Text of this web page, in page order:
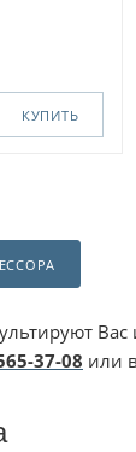
КУПИТЬ
Вас
37-08 или